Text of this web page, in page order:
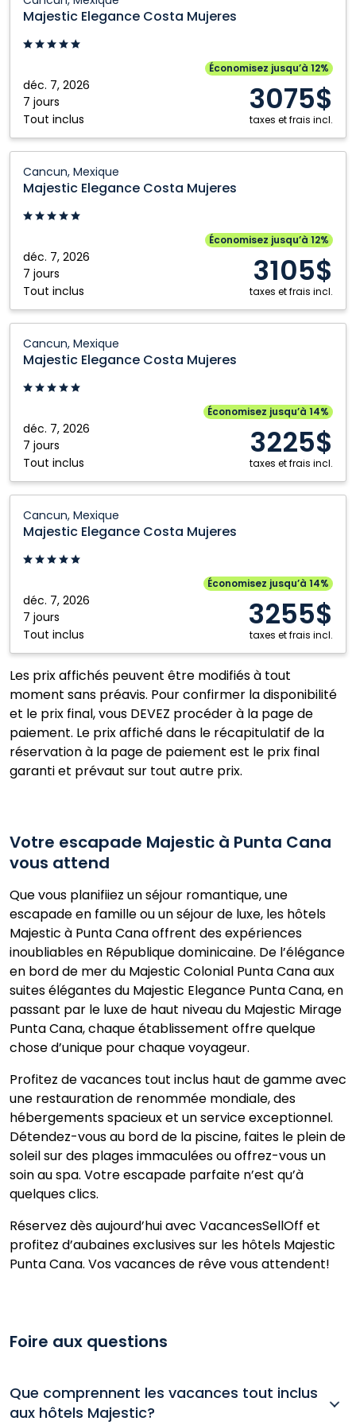
Majestic Elegance Costa Mujeres
déc. 7, 2026
7 jours
Tout inclus
Économisez jusqu’à 12%
3075$
taxes et frais incl.
Elegance
Costa
Mujeres:
Mexique
Cancun, Mexique
Majestic Elegance Costa Mujeres
déc. 7, 2026
7 jours
Tout inclus
Économisez jusqu’à 12%
3105$
taxes et frais incl.
Elegance
Costa
Mujeres:
Mexique
Cancun, Mexique
Majestic Elegance Costa Mujeres
déc. 7, 2026
7 jours
Tout inclus
Économisez jusqu’à 14%
3225$
taxes et frais incl.
Elegance
Costa
Mujeres:
Mexique
Cancun, Mexique
Majestic Elegance Costa Mujeres
déc. 7, 2026
7 jours
Tout inclus
Économisez jusqu’à 14%
3255$
taxes et frais incl.
Elegance
Costa
Mujeres:
Mexique
Les prix affichés peuvent être modifiés à tout
moment sans préavis. Pour confirmer la disponibilité
et le prix final, vous DEVEZ procéder à la page de
paiement. Le prix affiché dans le récapitulatif de la
réservation à la page de paiement est le prix final
garanti et prévaut sur tout autre prix.
Votre escapade Majestic à Punta Cana
vous attend
Que vous planifiiez un séjour romantique, une
escapade en famille ou un séjour de luxe, les hôtels
Majestic à Punta Cana offrent des expériences
inoubliables en République dominicaine. De l’élégance
en bord de mer du Majestic Colonial Punta Cana aux
suites élégantes du Majestic Elegance Punta Cana, en
passant par le luxe de haut niveau du Majestic Mirage
Punta Cana, chaque établissement offre quelque
chose d’unique pour chaque voyageur.
Profitez de vacances tout inclus haut de gamme avec
une restauration de renommée mondiale, des
hébergements spacieux et un service exceptionnel.
Détendez-vous au bord de la piscine, faites le plein de
soleil sur des plages immaculées ou offrez-vous un
soin au spa. Votre escapade parfaite n’est qu’à
quelques clics.
Réservez dès aujourd’hui avec VacancesSellOff et
profitez d’aubaines exclusives sur les hôtels Majestic
Punta Cana. Vos vacances de rêve vous attendent!
Foire aux questions
Que comprennent les vacances tout inclus
aux hôtels Majestic?